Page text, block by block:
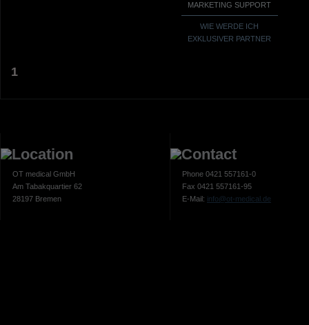
1
MARKETING SUPPORT
WIE WERDE ICH
EXKLUSIVER PARTNER
OT medical GmbH
Am Tabakquartier 62
28197 Bremen
Phone 0421 557161-0
Fax 0421 557161-95
E-Mail: info@ot-medical.de